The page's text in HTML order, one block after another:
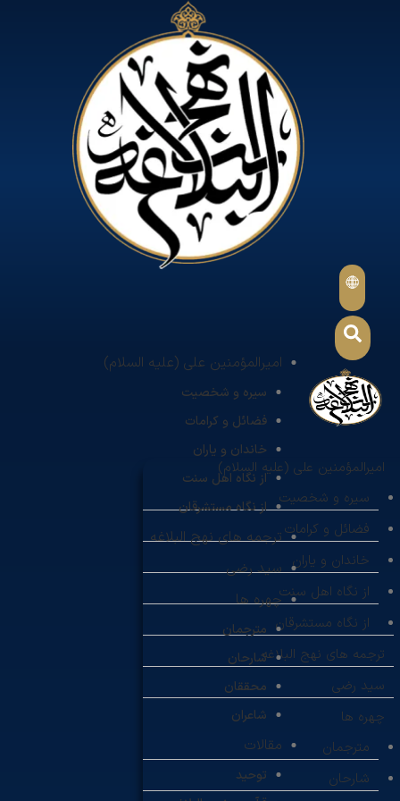
امیرالمؤمنین علی (علیه السلام)
سیره و شخصیت
فضائل و کرامات
خاندان و یاران
از نگاه اهل سنت
از نگاه مستشرقان
ترجمه های نهج البلاغه
سید رضی
چهره ها
مترجمان
شارحان
محققان
شاعران
مقالات
توحید
امیرالمؤمنین علی (علیه السلام)
سیره و شخصیت
فضائل و کرامات
خاندان و یاران
از نگاه اهل سنت
از نگاه مستشرقان
ترجمه های نهج البلاغه
سید رضی
چهره ها
مترجمان
شارحان